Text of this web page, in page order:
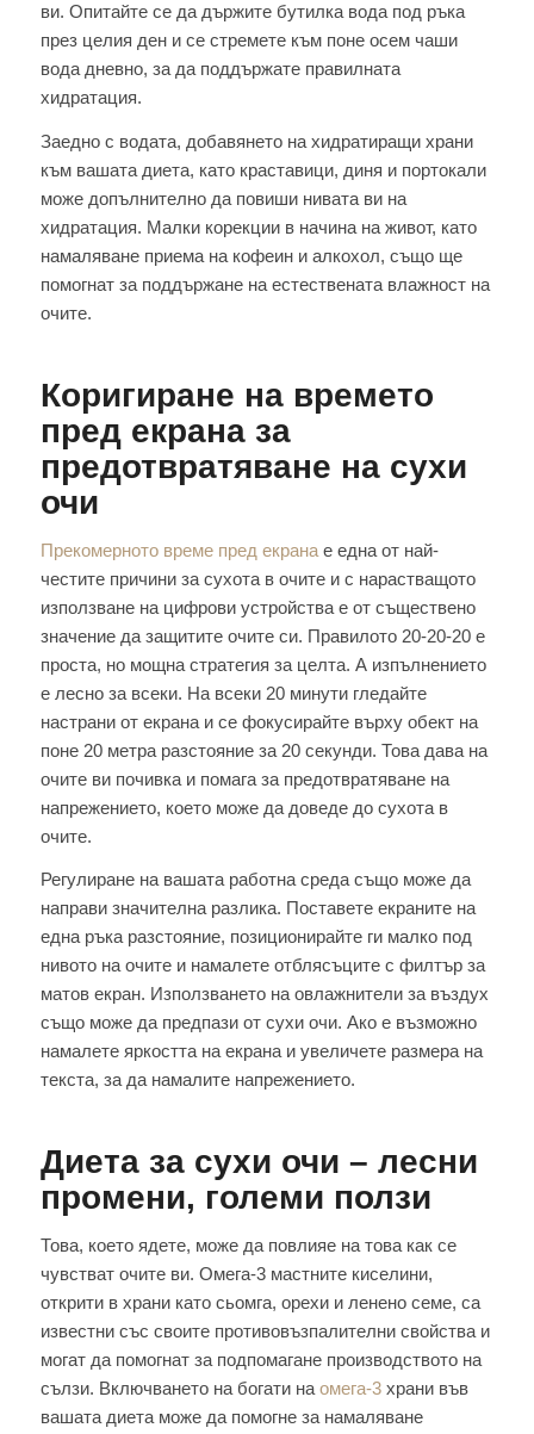
ви. Опитайте се да държите бутилка вода под ръка
през целия ден и се стремете към поне осем чаши
вода дневно, за да поддържате правилната
хидратация.
Заедно с водата, добавянето на хидратиращи храни
към вашата диета, като краставици, диня и портокали
може допълнително да повиши нивата ви на
хидратация. Малки корекции в начина на живот, като
намаляване приема на кофеин и алкохол, също ще
помогнат за поддържане на естествената влажност на
очите.
Коригиране на времето
пред екрана за
предотвратяване на сухи
очи
Прекомерното време пред екранае една от най-
честите причини за сухота в очите и с нарастващото
използване на цифрови устройства е от съществено
значение да защитите очите си. Правилото 20-20-20 е
проста, но мощна стратегия за целта. А изпълнението
е лесно за всеки. На всеки 20 минути гледайте
настрани от екрана и се фокусирайте върху обект на
поне 20 метра разстояние за 20 секунди. Това дава на
очите ви почивка и помага за предотвратяване на
напрежението, което може да доведе до сухота в
очите.
Регулиране на вашата работна среда също може да
направи значителна разлика. Поставете екраните на
една ръка разстояние, позиционирайте ги малко под
нивото на очите и намалете отблясъците с филтър за
матов екран. Използването на овлажнители за въздух
също може да предпази от сухи очи. Ако е възможно
намалете яркостта на екрана и увеличете размера на
текста, за да намалите напрежението.
Диета за сухи очи – лесни
промени, големи ползи
Това, което ядете, може да повлияе на това как се
чувстват очите ви. Омега-3 мастните киселини,
открити в храни като сьомга, орехи и ленено семе, са
известни със своите противовъзпалителни свойства и
могат да помогнат за подпомагане производството на
сълзи. Включването на богати на омега-3храни във
вашата диета може да помогне за намаляване